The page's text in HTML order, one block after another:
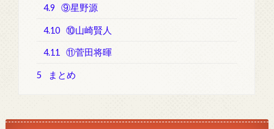
4.9 ⑨星野源
4.10 ⑩山崎賢人
4.11 ⑪菅田将暉
5 まとめ